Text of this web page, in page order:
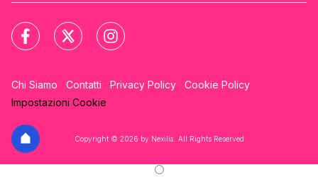
Chi Siamo Contatti Privacy Policy
Cookie Policy
Impostazioni Cookie
Copyright © 2026 by Nexilia. All Rights Reserved